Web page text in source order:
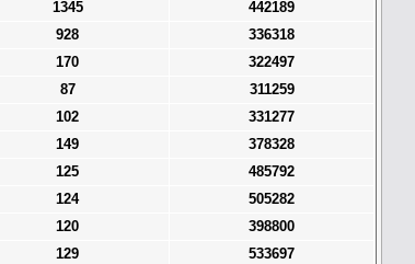
1345
442189
928
336318
170
322497
87
311259
102
331277
149
378328
125
485792
124
505282
120
398800
129
533697